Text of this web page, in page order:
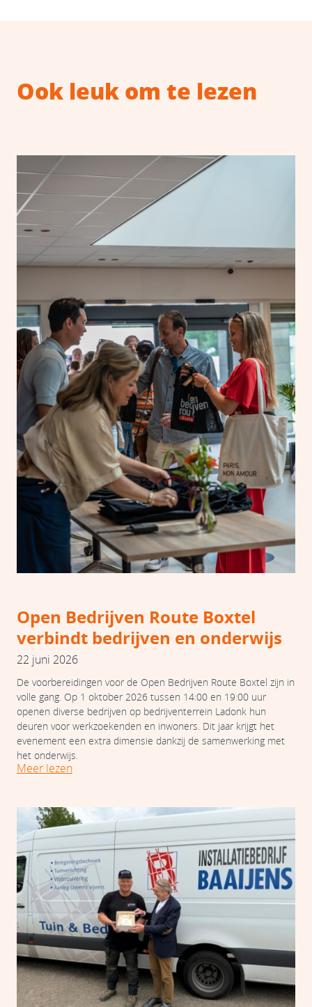
Ook leuk om te lezen
Open Bedrijven Route Boxtel
verbindt bedrijven en onderwijs
22 juni 2026
De voorbereidingen voor de Open Bedrijven Route Boxtel zijn in
volle gang. Op 1 oktober 2026 tussen 14:00 en 19:00 uur
openen diverse bedrijven op bedrijventerrein Ladonk hun
deuren voor werkzoekenden en inwoners. Dit jaar krijgt het
evenement een extra dimensie dankzij de samenwerking met
het onderwijs.
Meer lezen